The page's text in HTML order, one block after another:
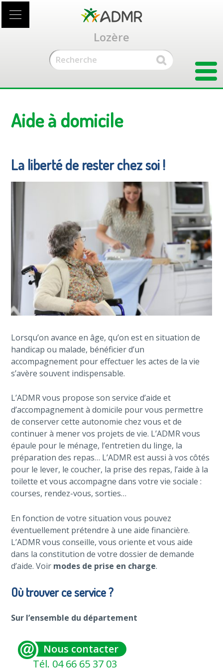
contenu
Lozère
Aide à domicile
La liberté de rester chez soi !
Lorsqu’on avance en âge, qu’on est en situation de
handicap ou malade, bénéficier d’un
accompagnement pour effectuer les actes de la vie
s’avère souvent indispensable.
L’ADMR vous propose son service d’aide et
d’accompagnement à domicile pour vous permettre
de conserver cette autonomie chez vous et de
continuer à mener vos projets de vie. L’ADMR vous
épaule pour le ménage, l’entretien du linge, la
préparation des repas… L’ADMR est aussi à vos côtés
pour le lever, le coucher, la prise des repas, l’aide à la
toilette et vous accompagne dans votre vie sociale :
courses, rendez-vous, sorties…
En fonction de votre situation vous pouvez
éventuellement prétendre à une aide financière.
L’ADMR vous conseille, vous oriente et vous aide
dans la constitution de votre dossier de demande
d’aide. Voir modes de prise en charge.
Où trouver ce service ?
Sur l’ensemble du département
Nous contacter
Tél. 04 66 65 37 03